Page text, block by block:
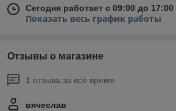
Сегодня работает с 09:00 до 17:00
Показать весь график работы
Отзывы о магазине
1 отзыва за всё время
вячеслав